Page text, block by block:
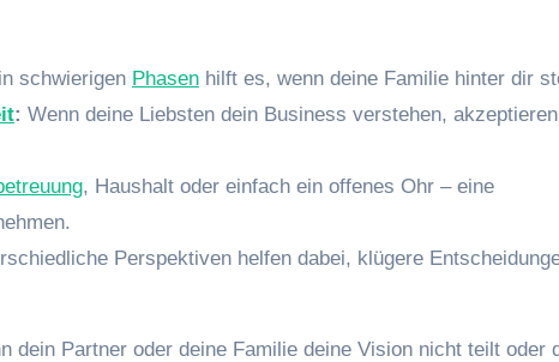
schwierigen Phasen hilft es, wenn deine Familie hinter dir
: Wenn deine Liebsten dein Business verstehen,
, Haushalt oder einfach ein offenes Ohr – eine
Perspektiven helfen dabei, klügere
dein Partner oder deine Familie deine Vision nicht teilt oder